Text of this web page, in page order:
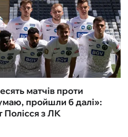
матчів проти
пройшли б далі»:
Полісся з ЛК